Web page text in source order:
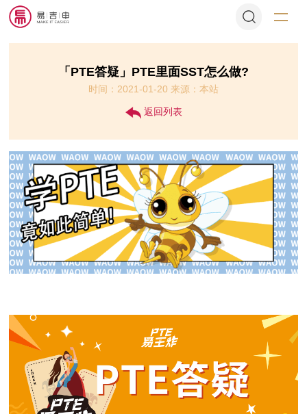
「PTE答疑​」PTE里面SST怎么做?
时间：2021-01-20 来源：本站
返回列表